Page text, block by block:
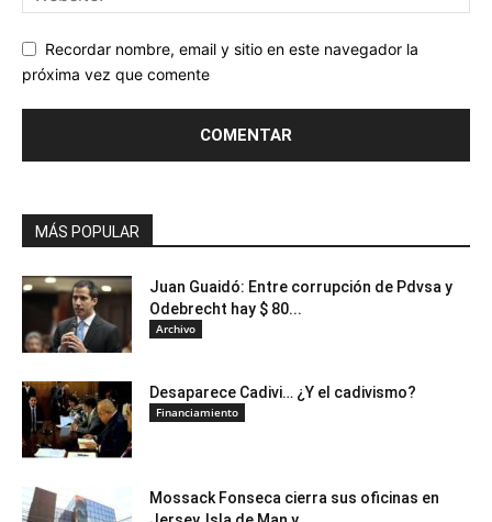
Recordar nombre, email y sitio en este navegador la
próxima vez que comente
MÁS POPULAR
Juan Guaidó: Entre corrupción de Pdvsa y
Odebrecht hay $ 80...
Archivo
Desaparece Cadivi… ¿Y el cadivismo?
Financiamiento
Mossack Fonseca cierra sus oficinas en